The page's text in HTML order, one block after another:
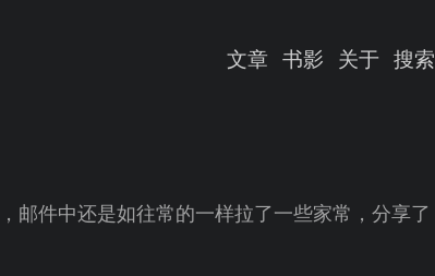
文章 书影 关于 搜索
邮件中还是如往常的一样拉了一些家常，分享了